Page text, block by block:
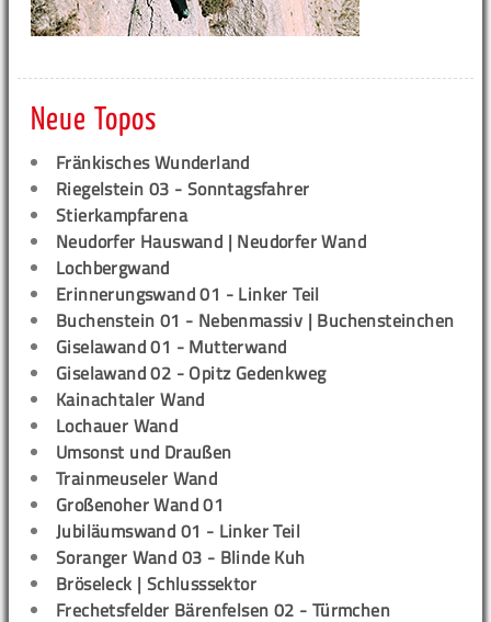
Neue Topos
Fränkisches Wunderland
Riegelstein 03 - Sonntagsfahrer
Stierkampfarena
Neudorfer Hauswand | Neudorfer Wand
Lochbergwand
Erinnerungswand 01 - Linker Teil
Buchenstein 01 - Nebenmassiv | Buchensteinchen
Giselawand 01 - Mutterwand
Giselawand 02 - Opitz Gedenkweg
Kainachtaler Wand
Lochauer Wand
Umsonst und Draußen
Trainmeuseler Wand
Großenoher Wand 01
Jubiläumswand 01 - Linker Teil
Soranger Wand 03 - Blinde Kuh
Bröseleck | Schlusssektor
Frechetsfelder Bärenfelsen 02 - Türmchen